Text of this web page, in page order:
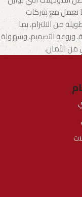
نعمل مع شركات
من الالتزام، بما
وروعة التصميم، وسهولة
الأمان.